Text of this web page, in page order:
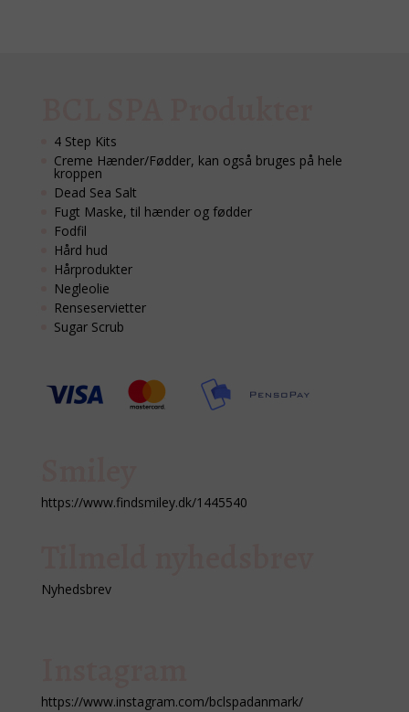
4 Step Kits
Creme Hænder/Fødder, kan også bruges på hele
kroppen
Dead Sea Salt
Fugt Maske, til hænder og fødder
Fodfil
Hård hud
Hårprodukter
Negleolie
Renseservietter
Sugar Scrub
https://www.findsmiley.dk/1445540
Nyhedsbrev
https://www.instagram.com/bclspadanmark/